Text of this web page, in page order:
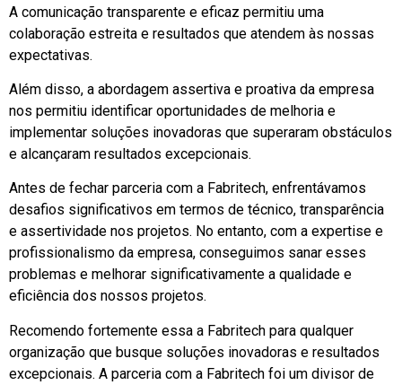
A comunicação transparente e eficaz permitiu uma
colaboração estreita e resultados que atendem às nossas
expectativas.
Além disso, a abordagem assertiva e proativa da empresa
nos permitiu identificar oportunidades de melhoria e
implementar soluções inovadoras que superaram obstáculos
e alcançaram resultados excepcionais.
Antes de fechar parceria com a Fabritech, enfrentávamos
desafios significativos em termos de técnico, transparência
e assertividade nos projetos. No entanto, com a expertise e
profissionalismo da empresa, conseguimos sanar esses
problemas e melhorar significativamente a qualidade e
eficiência dos nossos projetos.
Recomendo fortemente essa a Fabritech para qualquer
organização que busque soluções inovadoras e resultados
excepcionais. A parceria com a Fabritech foi um divisor de